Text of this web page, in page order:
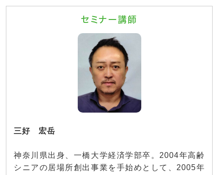
セミナー講師
三好 宏岳
神奈川県出身、一橋大学経済学部卒。2004年高齢
シニアの居場所創出事業を手始めとして、2005年